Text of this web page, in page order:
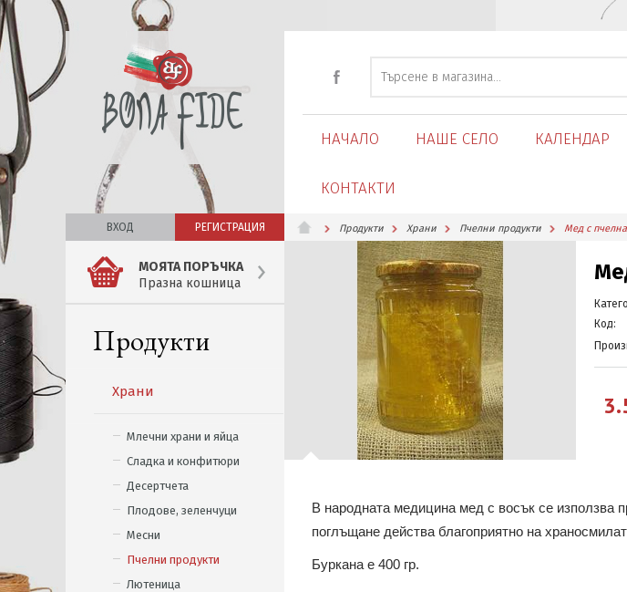
НАЧАЛО НАШЕ СЕЛО КАЛЕНДАР
КОНТАКТИ
ВХОД РЕГИСТРАЦИЯ
МОЯТА ПОРЪЧКА
Празна кошница
Продукти
Храни
Млечни храни и яйца
Сладка и конфитюри
Десертчета
Плодове, зеленчуци
Месни
Пчелни продукти
Лютеница
Продукти Храни Пчелни продукти Мед с
Код:
В народната медицина мед с восък се използва
поглъщане действа благоприятно на
Буркана е 400 гр.